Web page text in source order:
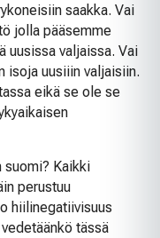
saakka. Vai
jolla pääsemme
uusissa valjaissa. Vai
isoja uusiiin valjaisiin.
eikä se ole se
Kaikki
perustuu
hiilinegatiivisuus
tässä